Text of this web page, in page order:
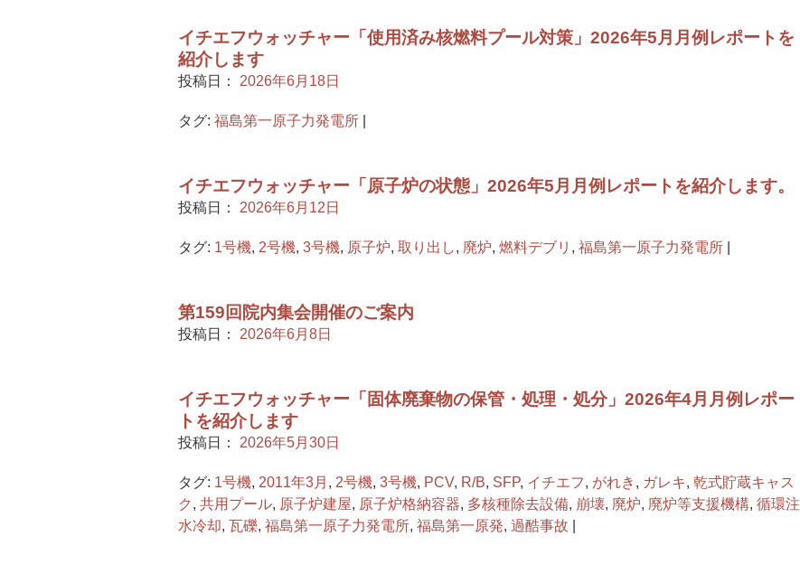
イチエフウォッチャー「使用済み核燃料プール対策」2026年5月月例レポートを
紹介します
投稿日： 2026年6月18日
タグ: 福島第一原子力発電所
イチエフウォッチャー「原子炉の状態」2026年5月月例レポートを紹介します。
投稿日： 2026年6月12日
タグ: 1号機, 2号機, 3号機, 原子炉, 取り出し, 廃炉, 燃料デブリ , 福島第一原子力発電所
第159回院内集会開催のご案内
投稿日： 2026年6月8日
イチエフウォッチャー「固体廃棄物の保管・処理・処分」2026年4月月例レポー
トを紹介します
投稿日： 2026年5月30日
タグ: 1号機, 2011年3月 , 2号機, 3号機, PCV, R/B, SFP, イチエフ, がれき , ガレキ, 乾式貯蔵キャス
ク , 共用プール, 原子炉建屋, 原子炉格納容器, 多核種除去設備, 崩壊, 廃炉, 廃炉等支援機構, 循環注
水冷却, 瓦礫, 福島第一原子力発電所, 福島第一原発, 過酷事故